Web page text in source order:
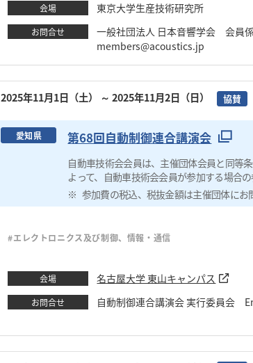
会場 東京大学生産技術研究所
お問合せ
一般社団法人 日本音響学会 会
members@acoustics.jp
2025年11月1日（土） ～ 2025年11月2日（日） 協賛
愛知県 第68回自動制御連合講演会
自動車技術会会員は、主催団体会員と同等
よって、自動車技術会会員が参加する場合の
参加費の税込、税抜金額は主催団体にお
#エレクトロニクス及び制御、情報・通信
会場 名古屋大学 東山キャンパス
お問合せ 自動制御連合講演会 実行委員会